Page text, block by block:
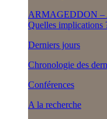
ARMAGEDDON –
Quelles implications
Derniers jours
Chronologie des
Conférences
A la recherche